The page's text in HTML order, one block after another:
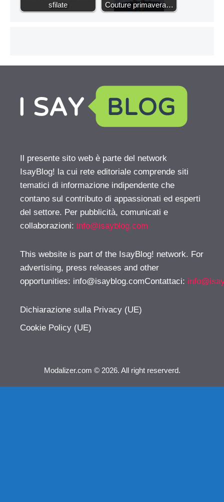
sfilate
Couture primavera…
Il presente sito web è parte del network
IsayBlog! la cui rete editoriale comprende siti
tematici di informazione indipendente che
contano sul contributo di appassionati ed esperti
del settore. Per pubblicità, comunicati e
collaborazioni: info@isayblog.com
This website is part of the IsayBlog! network. For
advertising, press releases and other
opportunities: info@isayblog.comContattaci:
Dichiarazione sulla Privacy (UE)
Cookie Policy (UE)
Modalizer.com © 2026. All right reserverd.